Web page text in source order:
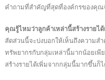
คำถามที่สำคัญที่สุดที่องค์กรของคุณ
คุณรู้ไหมว่าลูกค้าเหล่านี้สร้างรายไ
สัดส่วนนี้จะบ่งบอกให้เห็นถึงความ
ทรัพยากรกับกลุ่มเหล่านี้มากน้อยเพี
สร้างรายได้เพิ่มจากกลุ่มนี้มากขึ้นก็